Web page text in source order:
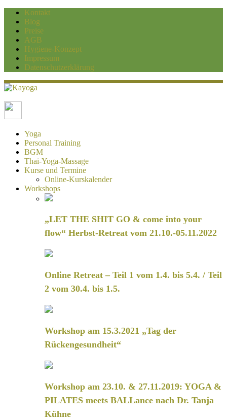
Kontakt
Blog
Preise
AGB
Hygiene-Konzept
Impressum
Datenschutzerklärung
Kayoga
Yoga und Personaltraining Duisburg
Yoga
Personal Training
BGM
Thai-Yoga-Massage
Kurse und Termine
Online-Kurskalender
Workshops
„LET THE SHIT GO & come into your
flow“ Herbst-Retreat vom 21.10.-05.11.2022
Online Retreat – Teil 1 vom 1.4. bis 5.4. / Teil
2 vom 30.4. bis 1.5.
Workshop am 15.3.2021 „Tag der
Rückengesundheit“
Workshop am 23.10. & 27.11.2019: YOGA &
PILATES meets BALLance nach Dr. Tanja
Kühne